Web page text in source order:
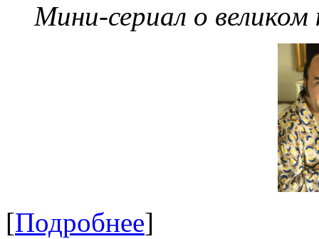
Мини-сериал о великом
[Подробнее]